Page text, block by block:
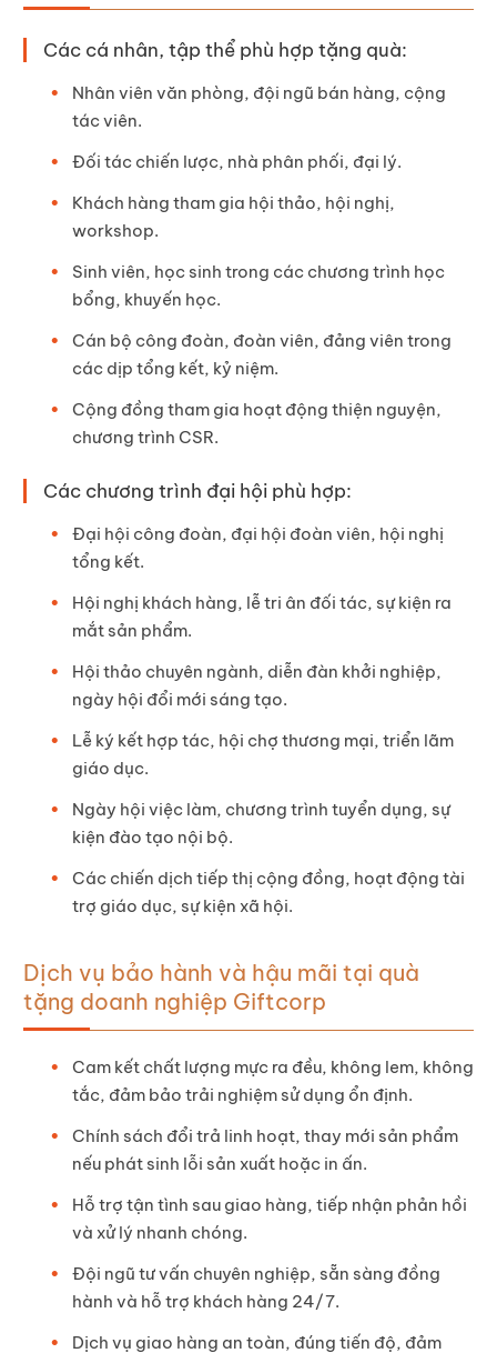
Các cá nhân, tập thể phù hợp tặng quà:
Nhân viên văn phòng, đội ngũ bán hàng, cộng
tác viên.
Đối tác chiến lược, nhà phân phối, đại lý.
Khách hàng tham gia hội thảo, hội nghị,
workshop.
Sinh viên, học sinh trong các chương trình học
bổng, khuyến học.
Cán bộ công đoàn, đoàn viên, đảng viên trong
các dịp tổng kết, kỷ niệm.
Cộng đồng tham gia hoạt động thiện nguyện,
chương trình CSR.
Các chương trình đại hội phù hợp:
Đại hội công đoàn, đại hội đoàn viên, hội nghị
tổng kết.
Hội nghị khách hàng, lễ tri ân đối tác, sự kiện ra
mắt sản phẩm.
Hội thảo chuyên ngành, diễn đàn khởi nghiệp,
ngày hội đổi mới sáng tạo.
Lễ ký kết hợp tác, hội chợ thương mại, triển lãm
giáo dục.
Ngày hội việc làm, chương trình tuyển dụng, sự
kiện đào tạo nội bộ.
Các chiến dịch tiếp thị cộng đồng, hoạt động tài
trợ giáo dục, sự kiện xã hội.
Dịch vụ bảo hành và hậu mãi tại quà
tặng doanh nghiệp Giftcorp
Cam kết chất lượng mực ra đều, không lem, không
tắc, đảm bảo trải nghiệm sử dụng ổn định.
Chính sách đổi trả linh hoạt, thay mới sản phẩm
nếu phát sinh lỗi sản xuất hoặc in ấn.
Hỗ trợ tận tình sau giao hàng, tiếp nhận phản hồi
và xử lý nhanh chóng.
Đội ngũ tư vấn chuyên nghiệp, sẵn sàng đồng
hành và hỗ trợ khách hàng 24/7.
Dịch vụ giao hàng an toàn, đúng tiến độ, đảm